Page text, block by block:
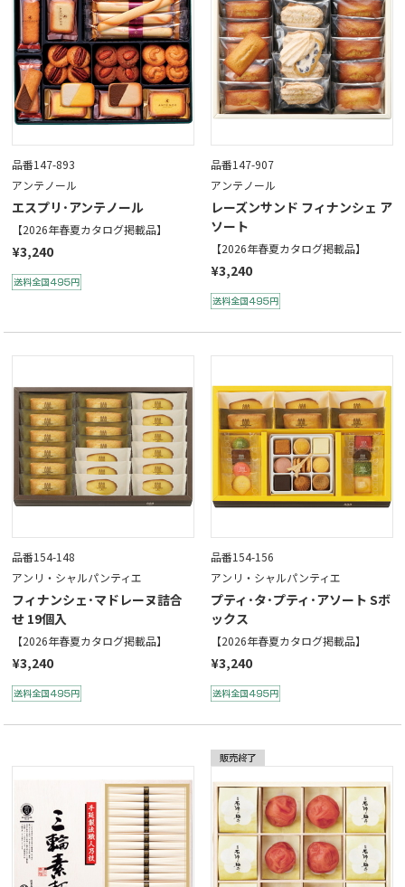
品番147-893
アンテノール
エスプリ･アンテノール
【2026年春夏カタログ掲載品】
¥3,240
品番147-907
アンテノール
レーズンサンド フィナンシェ ア
ソート
【2026年春夏カタログ掲載品】
¥3,240
品番154-148
アンリ・シャルパンティエ
フィナンシェ･マドレーヌ詰合
せ 19個入
【2026年春夏カタログ掲載品】
¥3,240
品番154-156
アンリ・シャルパンティエ
プティ･タ･プティ･アソート Sボ
ックス
【2026年春夏カタログ掲載品】
¥3,240